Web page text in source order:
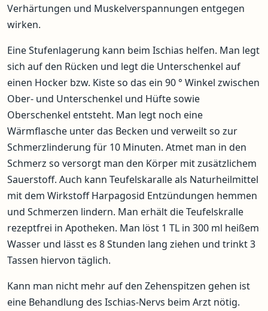
Verhärtungen und Muskelverspannungen entgegen
wirken.
Eine Stufenlagerung kann beim Ischias helfen. Man legt
sich auf den Rücken und legt die Unterschenkel auf
einen Hocker bzw. Kiste so das ein 90 ° Winkel zwischen
Ober- und Unterschenkel und Hüfte sowie
Oberschenkel entsteht. Man legt noch eine
Wärmflasche unter das Becken und verweilt so zur
Schmerzlinderung für 10 Minuten. Atmet man in den
Schmerz so versorgt man den Körper mit zusätzlichem
Sauerstoff. Auch kann Teufelskaralle als Naturheilmittel
mit dem Wirkstoff Harpagosid Entzündungen hemmen
und Schmerzen lindern. Man erhält die Teufelskralle
rezeptfrei in Apotheken. Man löst 1 TL in 300 ml heißem
Wasser und lässt es 8 Stunden lang ziehen und trinkt 3
Tassen hiervon täglich.
Kann man nicht mehr auf den Zehenspitzen gehen ist
eine Behandlung des Ischias-Nervs beim Arzt nötig.